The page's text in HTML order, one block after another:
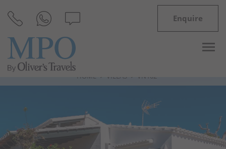
Enquire
Destinations
Inspiration
HOME VILLAS VN102